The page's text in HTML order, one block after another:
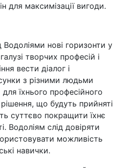
для максимізації вигоди.
Водоліями нові горизонти у
творчих професій і
вести діалог і
з різними людьми
їхнього професійного
що будуть прийняті
суттєво покращити їхнє
Водоліям слід довіряти
можливість
навички.